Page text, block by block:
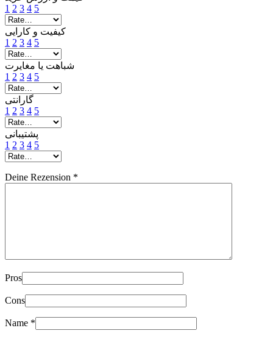
1 2 3 4 5
کیفیت و کارایی
1 2 3 4 5
شباهت یا مغایرت
1 2 3 4 5
گارانتی
1 2 3 4 5
پشتیبانی
1 2 3 4 5
Deine Rezension *
Pros
Cons
Name *